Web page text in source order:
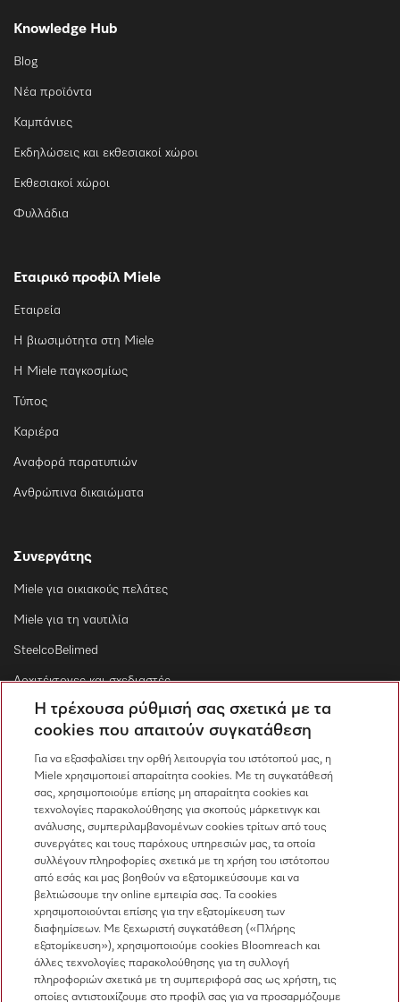
Knowledge Hub
Blog
Νέα προϊόντα
Καμπάνιες
Εκδηλώσεις και εκθεσιακοί χώροι
Εκθεσιακοί χώροι
Φυλλάδια
Εταιρικό προφίλ Miele
Εταιρεία
Η βιωσιμότητα στη Miele
Η Miele παγκοσμίως
Τύπος
Καριέρα
Αναφορά παρατυπιών
Ανθρώπινα δικαιώματα
Συνεργάτης
Miele για οικιακούς πελάτες
Miele για τη ναυτιλία
SteelcoBelimed
Αρχιτέκτονες και σχεδιαστές
Για εμπορικούς συνεργάτες
Επικοινωνία
Επισκόπηση επικοινωνίας
Πωλήσεις
210 6794444
Εξυπηρέτηση πελατών
210 6794444
Η τρέχουσα ρύθμισή σας σχετικά με τα
cookies που απαιτούν συγκατάθεση
Για να εξασφαλίσει την ορθή λειτουργία του ιστότοπού μας, η
Miele χρησιμοποιεί απαραίτητα cookies. Με τη συγκατάθεσή
σας, χρησιμοποιούμε επίσης μη απαραίτητα cookies και
τεχνολογίες παρακολούθησης για σκοπούς μάρκετινγκ και
ανάλυσης, συμπεριλαμβανομένων cookies τρίτων από τους
συνεργάτες και τους παρόχους υπηρεσιών μας, τα οποία
συλλέγουν πληροφορίες σχετικά με τη χρήση του ιστότοπου
από εσάς και μας βοηθούν να εξατομικεύσουμε και να
βελτιώσουμε την online εμπειρία σας. Τα cookies
χρησιμοποιούνται επίσης για την εξατομίκευση των
διαφημίσεων. Με ξεχωριστή συγκατάθεση («Πλήρης
εξατομίκευση»), χρησιμοποιούμε cookies Bloomreach και
άλλες τεχνολογίες παρακολούθησης για τη συλλογή
πληροφοριών σχετικά με τη συμπεριφορά σας ως χρήστη, τις
οποίες αντιστοιχίζουμε στο προφίλ σας για να προσαρμόζουμε